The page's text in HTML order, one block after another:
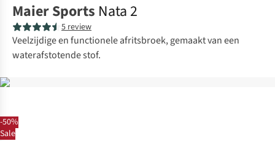
-50%
Sale
Maier Sports Nata 2
5 review
Veelzijdige en functionele afritsbroek, gemaakt van een
waterafstotende stof.